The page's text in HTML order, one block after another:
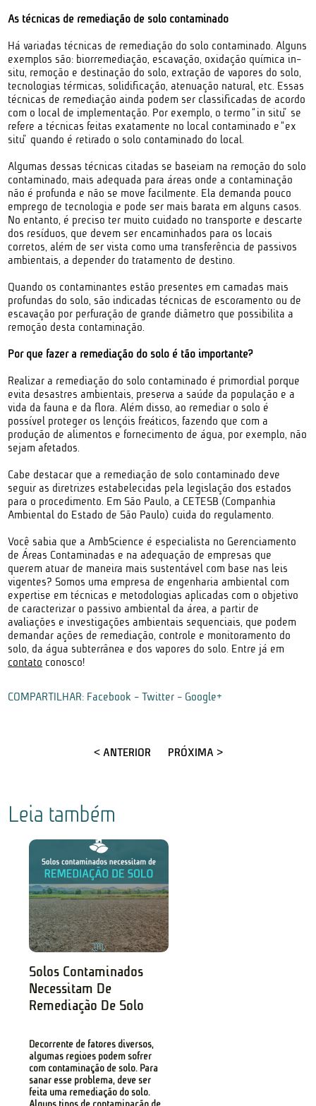
As técnicas de remediação de solo contaminado
Há variadas técnicas de remediação do solo contaminado. Alguns
exemplos são: biorremediação, escavação, oxidação química in-
situ, remoção e destinação do solo, extração de vapores do solo,
tecnologias térmicas, solidificação, atenuação natural, etc. Essas
técnicas de remediação ainda podem ser classificadas de acordo
com o local de implementação. Por exemplo, o termo “in situ” se
refere a técnicas feitas exatamente no local contaminado e “ex
situ” quando é retirado o solo contaminado do local.
Algumas dessas técnicas citadas se baseiam na remoção do solo
contaminado, mais adequada para áreas onde a contaminação
não é profunda e não se move facilmente. Ela demanda pouco
emprego de tecnologia e pode ser mais barata em alguns casos.
No entanto, é preciso ter muito cuidado no transporte e descarte
dos resíduos, que devem ser encaminhados para os locais
corretos, além de ser vista como uma transferência de passivos
ambientais, a depender do tratamento de destino.
Quando os contaminantes estão presentes em camadas mais
profundas do solo, são indicadas técnicas de escoramento ou de
escavação por perfuração de grande diâmetro que possibilita a
remoção desta contaminação.
Por que fazer a remediação do solo é tão importante?
Realizar a remediação do solo contaminado é primordial porque
evita desastres ambientais, preserva a saúde da população e a
vida da fauna e da flora. Além disso, ao remediar o solo é
possível proteger os lençóis freáticos, fazendo que com a
produção de alimentos e fornecimento de água, por exemplo, não
sejam afetados.
Cabe destacar que a remediação de solo contaminado deve
seguir as diretrizes estabelecidas pela legislação dos estados
para o procedimento. Em São Paulo, a CETESB (Companhia
Ambiental do Estado de São Paulo) cuida do regulamento.
Você sabia que a AmbScience é especialista no Gerenciamento
de Áreas Contaminadas e na adequação de empresas que
querem atuar de maneira mais sustentável com base nas leis
vigentes? Somos uma empresa de engenharia ambiental com
expertise em técnicas e metodologias aplicadas com o objetivo
de caracterizar o passivo ambiental da área, a partir de
avaliações e investigações ambientais sequenciais, que podem
demandar ações de remediação, controle e monitoramento do
solo, da água subterrânea e dos vapores do solo. Entre já em
contato conosco!
COMPARTILHAR: Facebook -Twitter - Google+
< ANTERIOR PRÓXIMA >
Leia também
Solos Contaminados
Necessitam De
Remediação De Solo
Decorrente de fatores diversos,
algumas regiões podem sofrer
com contaminação de solo. Para
sanar esse problema, deve ser
feita uma remediação do solo.